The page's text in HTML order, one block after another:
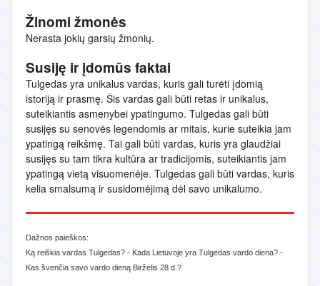
Žinomi žmonės
Nerasta jokių garsių žmonių.
Susiję ir įdomūs faktai
Tulgedas yra unikalus vardas, kuris gali turėti įdomią
istoriją ir prasmę. Šis vardas gali būti retas ir unikalus,
suteikiantis asmenybei ypatingumo. Tulgedas gali būti
susijęs su senovės legendomis ar mitais, kurie suteikia jam
ypatingą reikšmę. Tai gali būti vardas, kuris yra glaudžiai
susijęs su tam tikra kultūra ar tradicijomis, suteikiantis jam
ypatingą vietą visuomenėje. Tulgedas gali būti vardas, kuris
kelia smalsumą ir susidomėjimą dėl savo unikalumo.
Dažnos paieškos:
Ką reiškia vardas Tulgedas? - Kada Lietuvoje yra Tulgedas vardo diena? -
Kas švenčia savo vardo dieną Birželis 28 d.?